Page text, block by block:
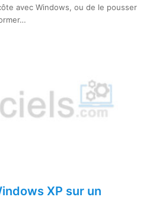
avec Windows, ou de le pousser
XP sur un